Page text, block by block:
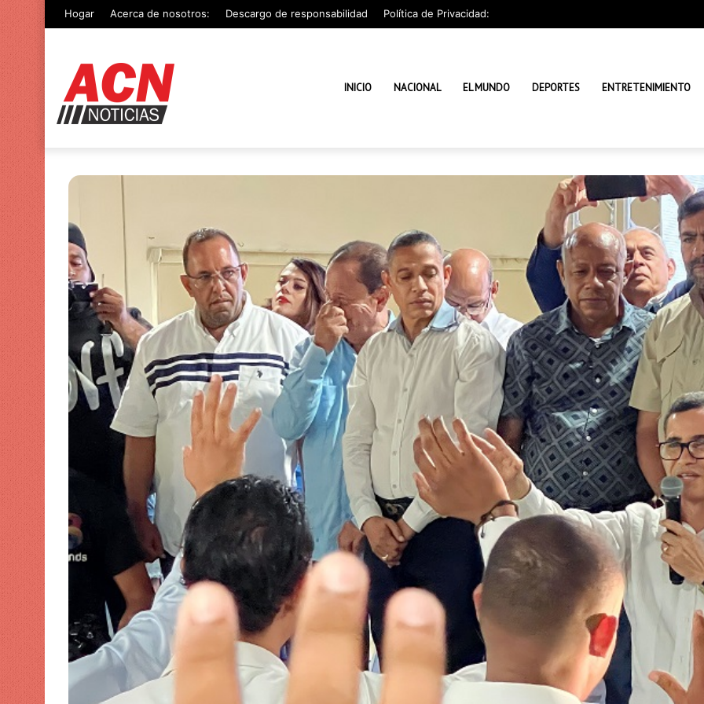
Hogar Acerca de nosotros: Descargo de responsabilidad Política de Privacidad:
INICIO NACIONAL EL MUNDO DEPORTES ENTRETENIMIENTO